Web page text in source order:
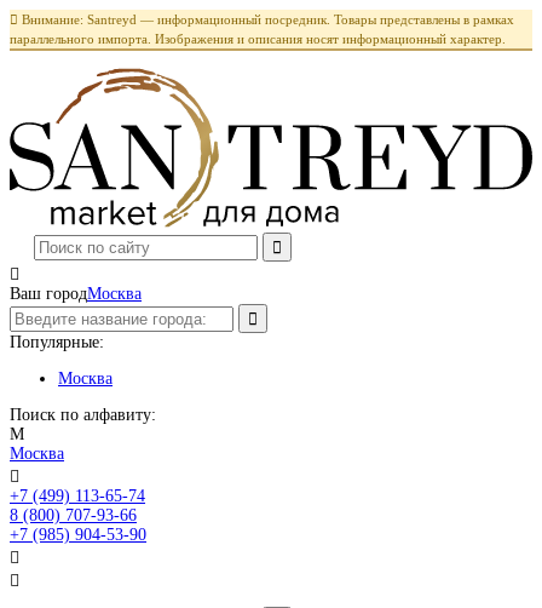
 Внимание: Santreyd — информационный посредник. Товары представлены в рамках
параллельного импорта. Изображения и описания носят информационный характер.

Ваш городМосква
Популярные:
Москва
Поиск по алфавиту:
М
Москва

+7 (499) 113-65-74
8 (800) 707-93-66
+7 (985) 904-53-90

